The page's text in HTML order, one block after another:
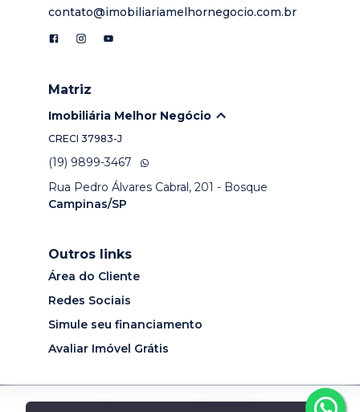
contato@imobiliariamelhornegocio.com.br
Matriz
Imobiliária Melhor Negócio
CRECI 37983-J
(19) 9899-3467
Rua Pedro Álvares Cabral, 201 - Bosque
Campinas/SP
Outros links
Área do Cliente
Redes Sociais
Simule seu financiamento
Avaliar Imóvel Grátis